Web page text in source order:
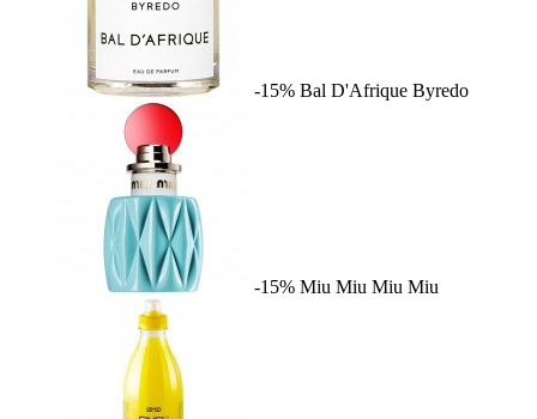
-15% Bal D'Afrique Byredo
-15% Miu Miu Miu Miu